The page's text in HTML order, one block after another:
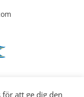
att ge dig den